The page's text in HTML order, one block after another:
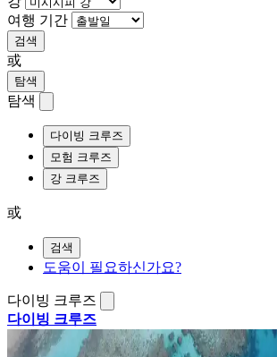
여행 기간
검색
或
탐색
탐색
다이빙 크루즈
모험 크루즈
강 크루즈
或
검색
도움이 필요하신가요?
다이빙 크루즈
다이빙 크루즈